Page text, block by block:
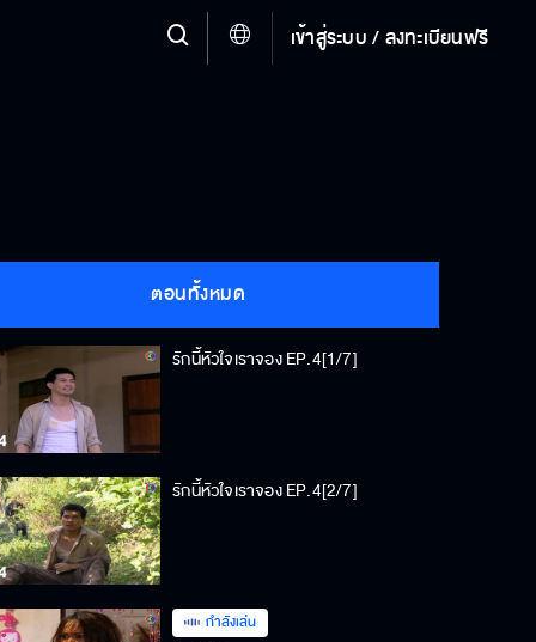
เข้าสู่ระบบ / ลงทะเบียนฟรี
ตอนทั้งหมด
รักนี้หัวใจเราจอง EP.4[1/7]
รักนี้หัวใจเราจอง EP.4[2/7]
กำลังเล่น